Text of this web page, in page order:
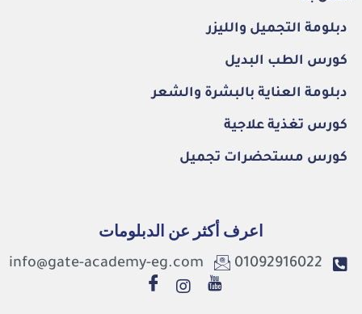
دبلومة التجميل والليزر
كورس الطب البديل
دبلومة العناية بالبشرة والشعر
كورس تغذية علاجية
كورس مستحضرات تجميل
اعرف أكثر عن الدبلومات
01092916022
info@gate-academy-eg.com